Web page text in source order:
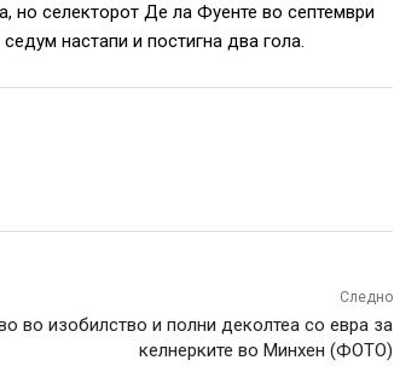
но селекторот Де ла Фуенте во септември
настапи и постигна два гола.
Следно
во изобилство и полни деколтеа со евра за
келнерките во Минхен (ФОТО)